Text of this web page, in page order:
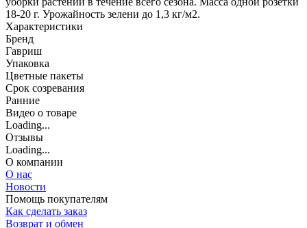
18-20 г. Урожайность зелени до 1,3 кг/м2.
Характеристики
Бренд
Гавриш
Упаковка
Цветные пакеты
Срок созревания
Ранние
Видео о товаре
Loading...
Отзывы
Loading...
О компании
О нас
Новости
Помощь покупателям
Как сделать заказ
Возврат и обмен